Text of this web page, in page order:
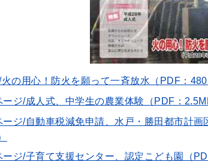
の用心！防火を願って一斉放水（PDF：
ージ/成人式、中学生の農業体験（PDF：
ージ/自動車税減免申請、水戸・勝田都市計画
ージ/子育て支援センター、認定こども園（